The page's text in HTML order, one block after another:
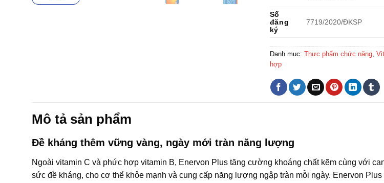
Số
đăng
ký
7719/2020/ÐKSP
Danh mục: Thực phẩm chức năng,
hợp
Mô tả sản phẩm
Đề kháng thêm vững vàng, ngày mới tràn năng lượng
Ngoài vitamin C và phức hợp vitamin B, Enervon Plus tăng cường khoáng chất kẽm cùng với
sức đề kháng, cho cơ thể khỏe mạnh và cung cấp năng lượng ngập tràn mỗi ngày. Enervon